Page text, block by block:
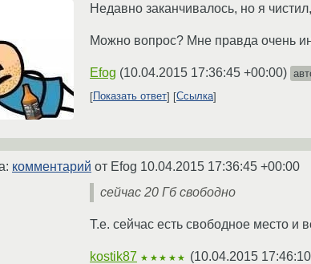
Недавно заканчивалось, но я
Можно вопрос? Мне правда очень
Efog (10.04.2015 17:36:45 +00:00)
Показать ответ
Ссылка
комментарий от Efog 10.04.2015 17:36:45 +00:00
сейчас 20 Гб свободно
Т.е. сейчас есть свободное место и
kostik87 ★★★★★ (10.04.2015